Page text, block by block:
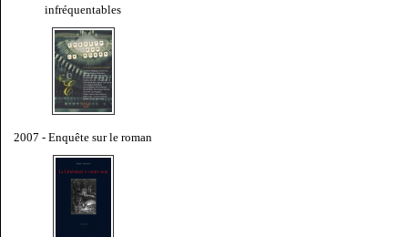
infréquentables
2007 - Enquête sur le roman